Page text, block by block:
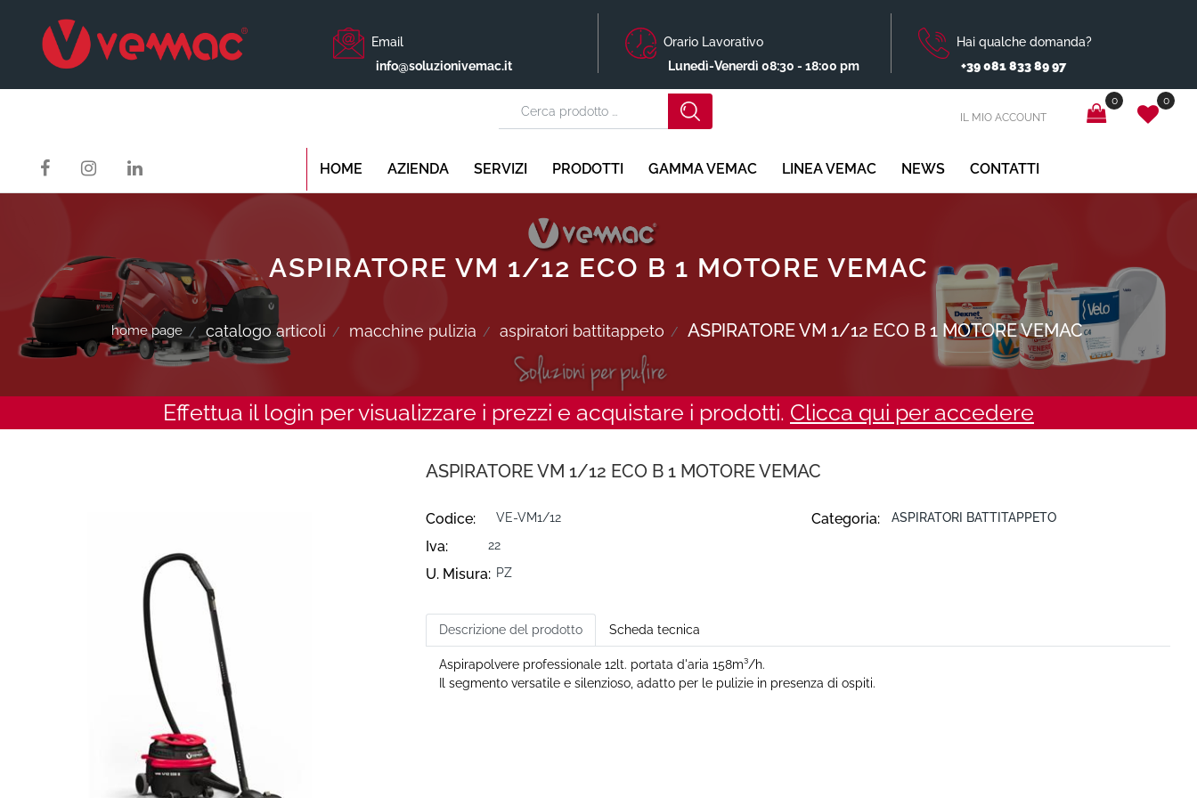
Email
info@soluzionivemac.it
Orario Lavorativo
Lunedì-Venerdì 08:30 - 18:00 pm
Hai qualche domanda?
+39 081 833 89 97
IL MIO ACCOUNT
0 0
HOME AZIENDA SERVIZI PRODOTTI GAMMA VEMAC LINEA VEMAC NEWS CONTATTI
ASPIRATORE VM 1/12 ECO B 1 MOTORE VEMAC
home page catalogo articoli macchine pulizia aspiratori battitappeto ASPIRATORE VM 1/12 ECO B 1 MOTORE VEMAC
Effettua il login per visualizzare i prezzi e acquistare i prodotti. Clicca qui per accedere
ASPIRATORE VM 1/12 ECO B 1 MOTORE VEMAC
Codice: VE-VM1/12
Iva: 22
U. Misura: PZ
Categoria: ASPIRATORI BATTITAPPETO
Descrizione del prodotto Scheda tecnica
Aspirapolvere professionale 12lt. portata d'aria 158m³/h.
Il segmento versatile e silenzioso, adatto per le pulizie in presenza di ospiti.